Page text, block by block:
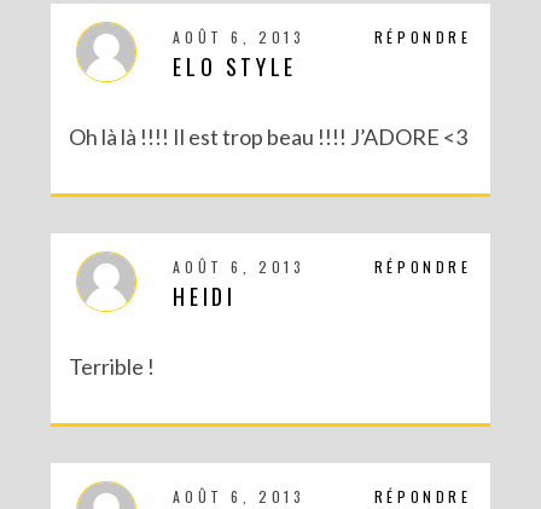
RÉPONDRE
AOÛT 6, 2013
ELO STYLE
Oh là là !!!! Il est trop beau !!!! J’ADORE <3
RÉPONDRE
AOÛT 6, 2013
HEIDI
Terrible !
RÉPONDRE
AOÛT 6, 2013